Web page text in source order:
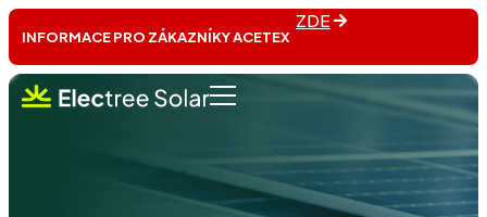
INFORMACE PRO ZÁKAZNÍKY ACETEX
ZDE